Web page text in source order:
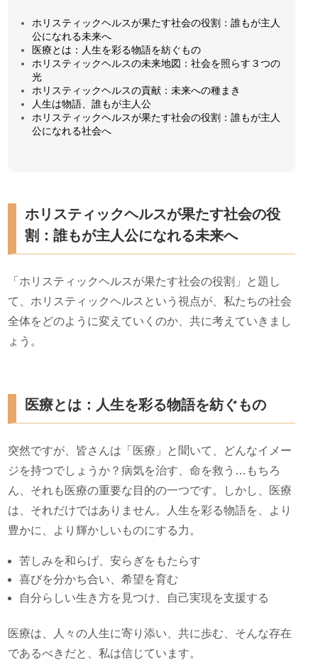
ホリスティックヘルスが果たす社会の役割：誰もが主人
公になれる未来へ
医療とは：人生を彩る物語を紡ぐもの
ホリスティックヘルスの未来地図：社会を照らす３つの
光
ホリスティックヘルスの貢献：未来への種まき
人生は物語、誰もが主人公
ホリスティックヘルスが果たす社会の役割：誰もが主人
公になれる社会へ
ホリスティックヘルスが果たす社会の役
割：誰もが主人公になれる未来へ
「ホリスティックヘルスが果たす社会の役割」と題し
て、ホリスティックヘルスという視点が、私たちの社会
全体をどのように変えていくのか、共に考えていきまし
ょう。
医療とは：人生を彩る物語を紡ぐもの
突然ですが、皆さんは「医療」と聞いて、どんなイメー
ジを持つでしょうか？病気を治す、命を救う…もちろ
ん、それも医療の重要な目的の一つです。しかし、医療
は、それだけではありません。人生を彩る物語を、より
豊かに、より輝かしいものにする力。
苦しみを和らげ、安らぎをもたらす
喜びを分かち合い、希望を育む
自分らしい生き方を見つけ、自己実現を支援する
医療は、人々の人生に寄り添い、共に歩む、そんな存在
であるべきだと、私は信じています。